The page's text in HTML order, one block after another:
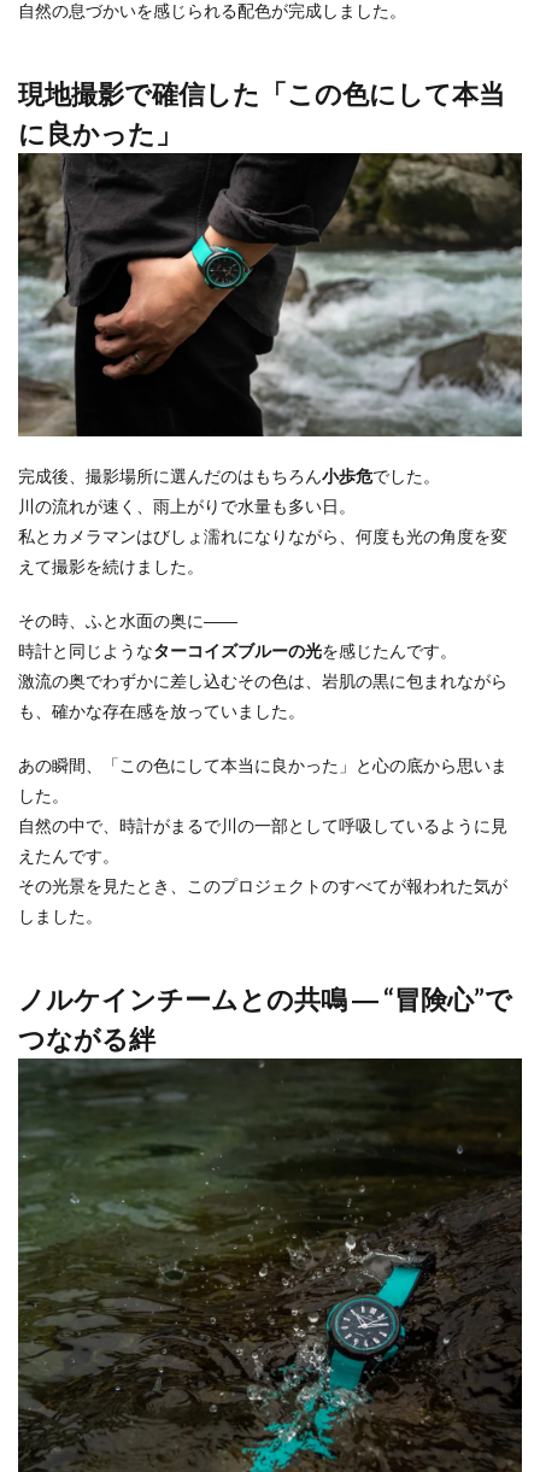
自然の息づかいを感じられる配色が完成しました。
現地撮影で確信した「この色にして本当
に良かった」
完成後、撮影場所に選んだのはもちろん小歩危でした。
川の流れが速く、雨上がりで水量も多い日。
私とカメラマンはびしょ濡れになりながら、何度も光の角度を変
えて撮影を続けました。
その時、ふと水面の奥に――
時計と同じようなターコイズブルーの光を感じたんです。
激流の奥でわずかに差し込むその色は、岩肌の黒に包まれながら
も、確かな存在感を放っていました。
あの瞬間、「この色にして本当に良かった」と心の底から思いま
した。
自然の中で、時計がまるで川の一部として呼吸しているように見
えたんです。
その光景を見たとき、このプロジェクトのすべてが報われた気が
しました。
ノルケインチームとの共鳴 ― “冒険心”で
つながる絆